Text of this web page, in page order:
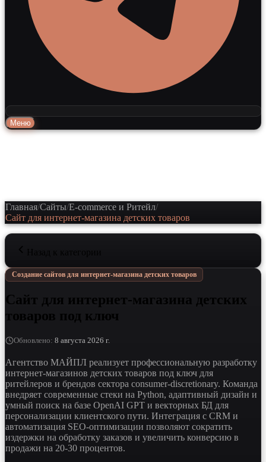
Меню
Главная/Сайты/E-commerce и Ритейл/
Сайт для интернет-магазина детских товаров
Создание сайтов для интернет-магазина детских товаров
Сайт для интернет-магазина детских
товаров под ключ
Обновлено: 8 августа 2026 г.
Агентство МАЙПЛ реализует профессиональную разработку
интернет-магазинов детских товаров под ключ для
ритейлеров и брендов сектора consumer-discretionary. Команда
внедряет современные стеки на Python, адаптивный дизайн и
умный поиск на базе OpenAI GPT и векторных БД для
персонализации клиентского пути. Интеграция с CRM и
автоматизация SEO-оптимизации позволяют сократить
издержки на обработку заказов и увеличить конверсию в
продажи на 20-30 процентов.